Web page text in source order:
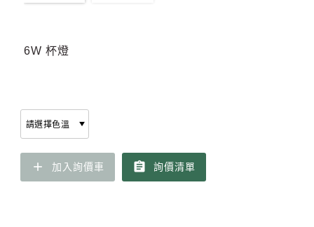
6W 杯燈
add 加入詢價車 assignment 詢價清單